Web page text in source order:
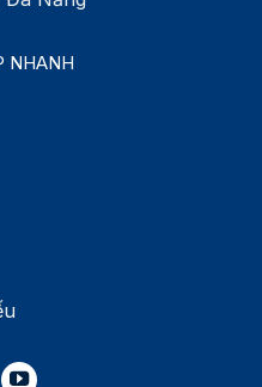
NHANH